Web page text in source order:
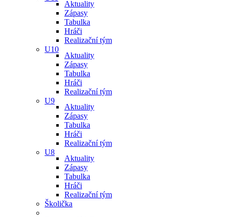
Aktuality
Zápasy
Tabulka
Hráči
Realizační tým
U10
Aktuality
Zápasy
Tabulka
Hráči
Realizační tým
U9
Aktuality
Zápasy
Tabulka
Hráči
Realizační tým
U8
Aktuality
Zápasy
Tabulka
Hráči
Realizační tým
Školička